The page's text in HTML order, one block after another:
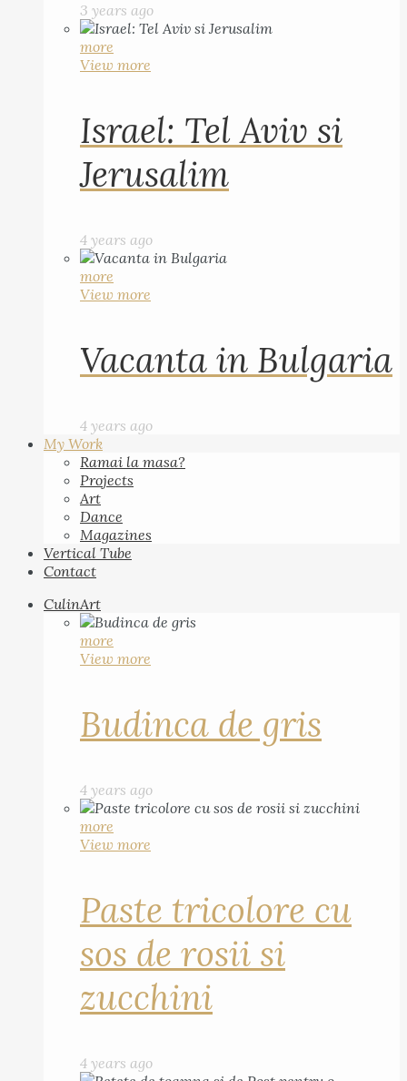
3 years ago
more
View more
Israel: Tel Aviv si
Jerusalim
4 years ago
more
View more
Vacanta in Bulgaria
4 years ago
My Work
Ramai la masa?
Projects
Art
Dance
Magazines
Vertical Tube
Contact
CulinArt
more
View more
Budinca de gris
4 years ago
more
View more
Paste tricolore cu
sos de rosii si
zucchini
4 years ago